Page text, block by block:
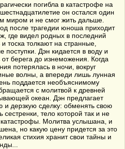
погибла в катастрофе на
он остался один
миром и не смог жить дальше.
после трагедии юноша приходит
где видел родных в последний
и тоска толкают на странные,
поступки. Дэн кидается в воду и
берега до изнеможения. Когда
потерялась в ночи, вокруг
волны, а впереди лишь лунная
поддается необъяснимому
с молитвой к древней
океан. Дэн предлагает
дерзкую сделку: обменять свою
сестренки, тело которой так и не
Молитва услышана, и
но какую цену придется за это
стихия хранит свои тайны и